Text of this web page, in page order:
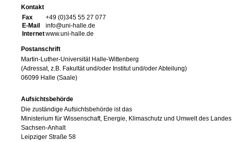
Kontakt
Fax
+49 (0)345 55 27 077
E-Mail
info@uni-halle.de
Internetwww.uni-halle.de
Postanschrift
Martin-Luther-Universität Halle-Wittenberg
(Adressat, z.B. Fakultät und/oder Institut und/oder Abteilung)
06099 Halle (Saale)
Aufsichtsbehörde
Die zuständige Aufsichtsbehörde ist das
Ministerium für Wissenschaft, Energie, Klimaschutz und Umwelt des Landes
Sachsen-Anhalt
Leipziger Straße 58